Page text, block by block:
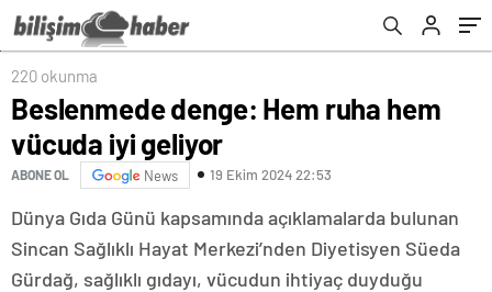
220 okunma
Beslenmede denge: Hem ruha hem
vücuda iyi geliyor
ABONE OL News 19 Ekim 2024 22:53
Dünya Gıda Günü kapsamında açıklamalarda bulunan
Sincan Sağlıklı Hayat Merkezi’nden Diyetisyen Süeda
Gürdağ, sağlıklı gıdayı, vücudun ihtiyaç duyduğu
önerisi